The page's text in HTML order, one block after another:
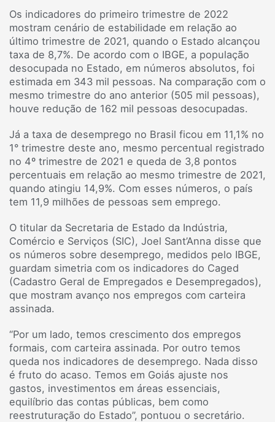
Os indicadores do primeiro trimestre de 2022
mostram cenário de estabilidade em relação ao
último trimestre de 2021, quando o Estado alcançou
taxa de 8,7%. De acordo com o IBGE, a população
desocupada no Estado, em números absolutos, foi
estimada em 343 mil pessoas. Na comparação com o
mesmo trimestre do ano anterior (505 mil pessoas),
houve redução de 162 mil pessoas desocupadas.
Já a taxa de desemprego no Brasil ficou em 11,1% no
1° trimestre deste ano, mesmo percentual registrado
no 4º trimestre de 2021 e queda de 3,8 pontos
percentuais em relação ao mesmo trimestre de 2021,
quando atingiu 14,9%. Com esses números, o país
tem 11,9 milhões de pessoas sem emprego.
O titular da Secretaria de Estado da Indústria,
Comércio e Serviços (SIC), Joel Sant’Anna disse que
os números sobre desemprego, medidos pelo IBGE,
guardam simetria com os indicadores do Caged
(Cadastro Geral de Empregados e Desempregados),
que mostram avanço nos empregos com carteira
assinada.
“Por um lado, temos crescimento dos empregos
formais, com carteira assinada. Por outro temos
queda nos indicadores de desemprego. Nada disso
é fruto do acaso. Temos em Goiás ajuste nos
gastos, investimentos em áreas essenciais,
equilíbrio das contas públicas, bem como
reestruturação do Estado”, pontuou o secretário.